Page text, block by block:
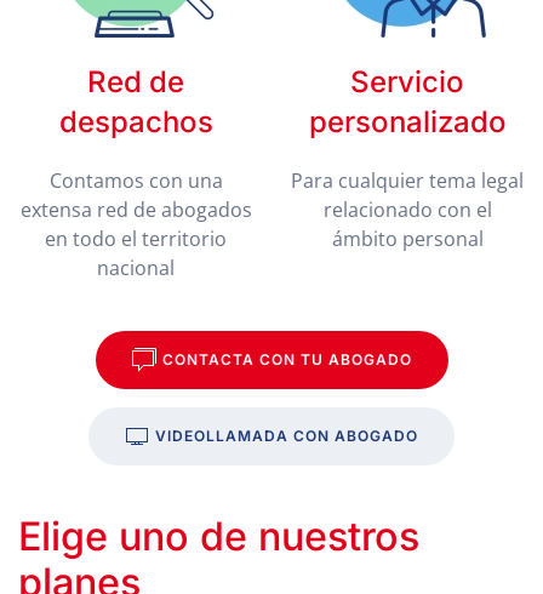
Red de
despachos
Contamos con una
extensa red de abogados
en todo el territorio
nacional
Servicio
personalizado
Para cualquier tema legal
relacionado con el
ámbito personal
CONTACTA CON TU ABOGADO
VIDEOLLAMADA CON ABOGADO
Elige uno de nuestros
planes